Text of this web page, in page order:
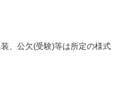
、公欠(受験)等は所定の様式